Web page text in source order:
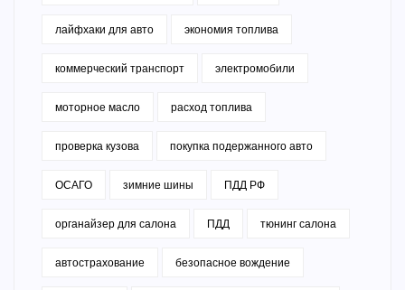
лайфхаки для авто экономия топлива
коммерческий транспорт электромобили
моторное масло расход топлива
проверка кузова покупка подержанного авто
ОСАГО зимние шины ПДД РФ
органайзер для салона ПДД тюнинг салона
автострахование безопасное вождение